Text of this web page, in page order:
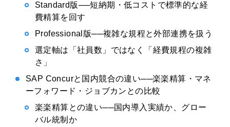
Standard版──短納期・低コストで標準的な経
費精算を回す
Professional版──複雑な規程と外部連携を扱う
選定軸は「社員数」ではなく「経費規程の複雑
さ」
SAP Concurと国内競合の違い──楽楽精算・マネ
ーフォワード・ジョブカンとの比較
楽楽精算との違い──国内導入実績か、グロー
バル統制か